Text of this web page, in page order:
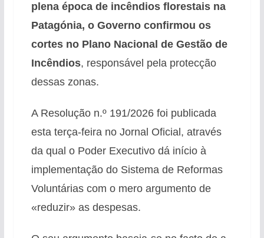
plena época de incêndios florestais na
Patagónia, o Governo confirmou os
cortes no Plano Nacional de Gestão de
Incêndios, responsável pela protecção
dessas zonas.
A Resolução n.º 191/2026 foi publicada
esta terça-feira no Jornal Oficial, através
da qual o Poder Executivo dá início à
implementação do Sistema de Reformas
Voluntárias com o mero argumento de
«reduzir» as despesas.